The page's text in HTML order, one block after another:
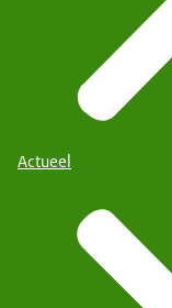
Actueel